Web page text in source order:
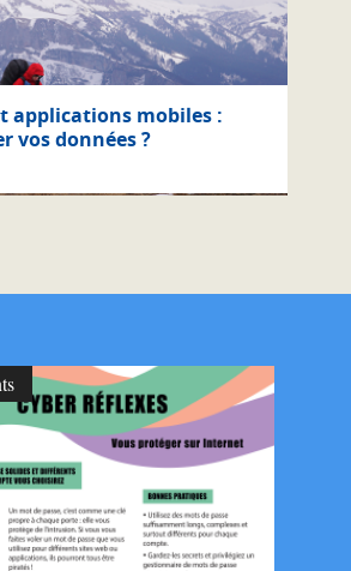
applications mobiles :
vos données ?